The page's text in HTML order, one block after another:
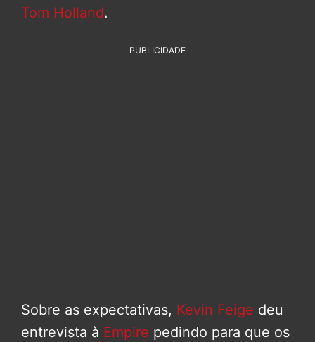
Tom Holland.
PUBLICIDADE
Sobre as expectativas, Kevin Feige deu
entrevista à Empire pedindo para que os